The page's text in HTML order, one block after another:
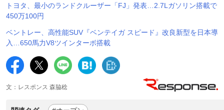
トヨタ、最小のランドクルーザー「FJ」発表…2.7Lガソリン搭載で
450万100円
ベントレー、高性能SUV『ベンテイガ スピード』改良新型を日本導
入…650馬力V8ツインターボ搭載
文：レスポンス 森脇稔